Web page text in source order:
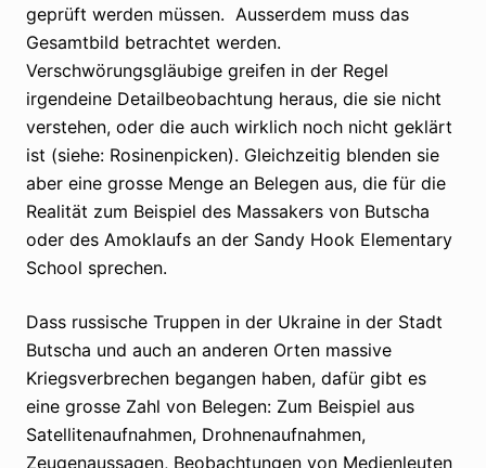
geprüft werden müssen. Ausserdem muss das
Gesamtbild betrachtet werden.
Verschwörungsgläubige greifen in der Regel
irgendeine Detailbeobachtung heraus, die sie nicht
verstehen, oder die auch wirklich noch nicht geklärt
ist (siehe: Rosinenpicken). Gleichzeitig blenden sie
aber eine grosse Menge an Belegen aus, die für die
Realität zum Beispiel des Massakers von Butscha
oder des Amoklaufs an der Sandy Hook Elementary
School sprechen.
Dass russische Truppen in der Ukraine in der Stadt
Butscha und auch an anderen Orten massive
Kriegsverbrechen begangen haben, dafür gibt es
eine grosse Zahl von Belegen: Zum Beispiel aus
Satellitenaufnahmen, Drohnenaufnahmen,
Zeugenaussagen, Beobachtungen von Medienleuten